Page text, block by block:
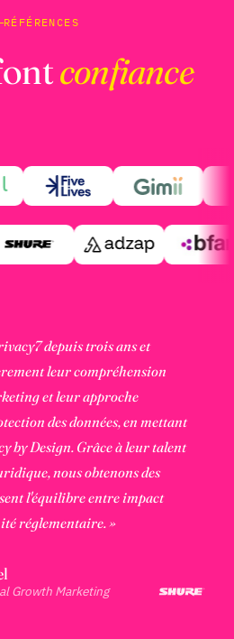
RÉFÉRENCES
confiance
depuis trois ans et
leur compréhension
et leur approche
des données, en mettant
by Design. Grâce à leur talent
nous obtenons des
l'équilibre entre impact
réglementaire. »
Growth Marketing